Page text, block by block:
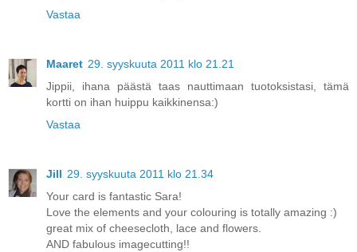
Vastaa
Maaret 29. syyskuuta 2011 klo 21.21
Jippii, ihana päästä taas nauttimaan tuotoksistasi, tämä
kortti on ihan huippu kaikkinensa:)
Vastaa
Jill 29. syyskuuta 2011 klo 21.34
Your card is fantastic Sara!
Love the elements and your colouring is totally amazing :)
great mix of cheesecloth, lace and flowers.
AND fabulous imagecutting!!